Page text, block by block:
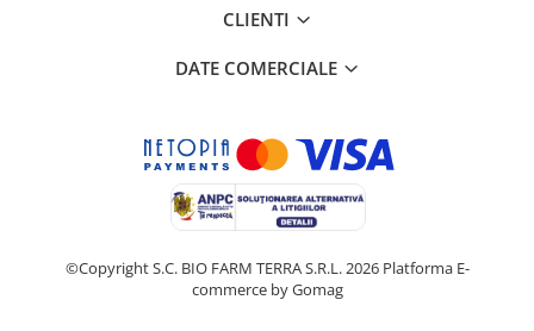
CLIENTI
DATE COMERCIALE
©Copyright S.C. BIO FARM TERRA S.R.L. 2026 Platforma E-
commerce by Gomag